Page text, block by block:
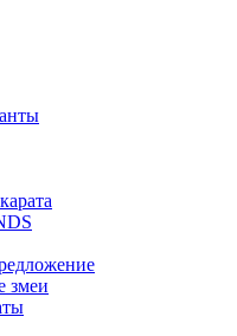
змеи